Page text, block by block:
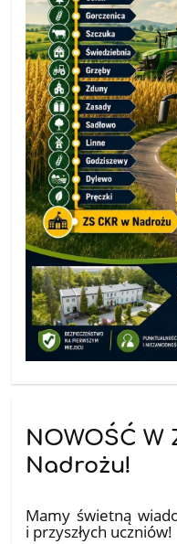
NOWOŚĆ W
Nadrożu!
Mamy świetną
i przyszłych uczniów!